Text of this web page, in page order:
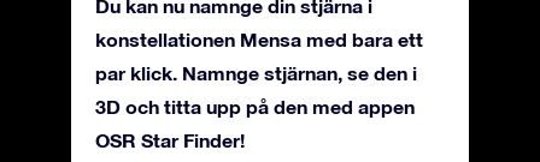
Du kan nu namnge din stjärna i
konstellationen Mensa med bara ett
par klick. Namnge stjärnan, se den i
3D och titta upp på den med appen
OSR Star Finder!